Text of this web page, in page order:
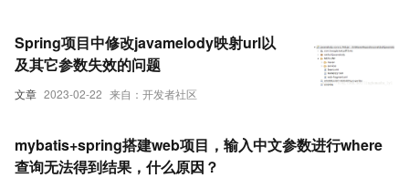
文章 2023-02-22 来自：开发者社区
Spring项目中修改javamelody映射url以
及其它参数失效的问题
mybatis+spring搭建web项目，输入中文参数进行where
查询无法得到结果，什么原因？